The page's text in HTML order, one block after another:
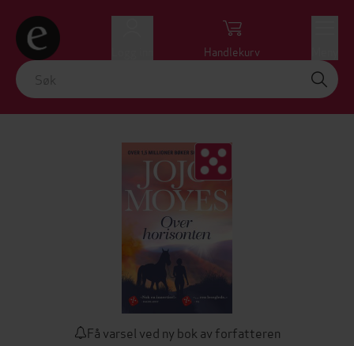
Handlekurv
Få varsel ved ny bok av forfatteren